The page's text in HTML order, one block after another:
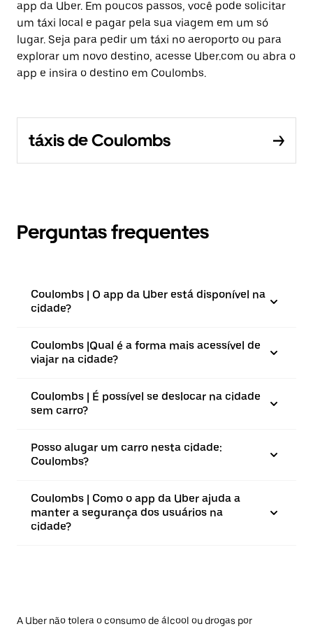
app da Uber. Em poucos passos, você pode solicitar
um táxi local e pagar pela sua viagem em um só
lugar. Seja para pedir um táxi no aeroporto ou para
explorar um novo destino, acesse Uber.com ou abra o
app e insira o destino em Coulombs.
táxis de Coulombs
Perguntas frequentes
Coulombs | O app da Uber está disponível na
cidade?
Coulombs |⁠Qual é a forma mais acessível de
viajar na cidade?
Coulombs | É possível se deslocar na cidade
sem carro?
Posso alugar um carro nesta cidade:
Coulombs?
Coulombs | Como o app da Uber ajuda a
manter a segurança dos usuários na
cidade?
A Uber não tolera o consumo de álcool ou drogas por